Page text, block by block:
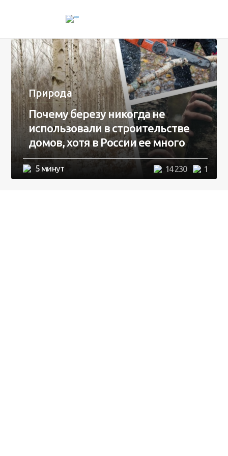
Природа
Почему березу никогда не
использовали в строительстве
домов, хотя в России ее много
5 минут 1
14 230